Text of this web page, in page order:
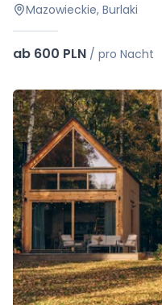
Mazowieckie, Burlaki
ab 600 PLN / pro Nacht